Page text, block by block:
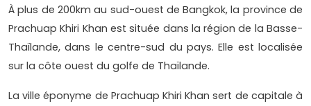
À plus de 200km au sud-ouest de Bangkok, la province de
Prachuap Khiri Khan est située dans la région de la Basse-
Thaïlande, dans le centre-sud du pays. Elle est localisée
sur la côte ouest du golfe de Thaïlande.
La ville éponyme de Prachuap Khiri Khan sert de capitale à